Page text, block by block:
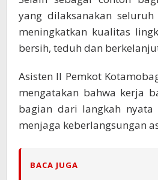
yang dilaksanakan
meningkatkan kualitas
bersih, teduh dan
Asisten lI Pemkot
mengatakan bahwa kerja
bagian dari langkah nyata
menjaga keberlangsungan
BACA JUGA